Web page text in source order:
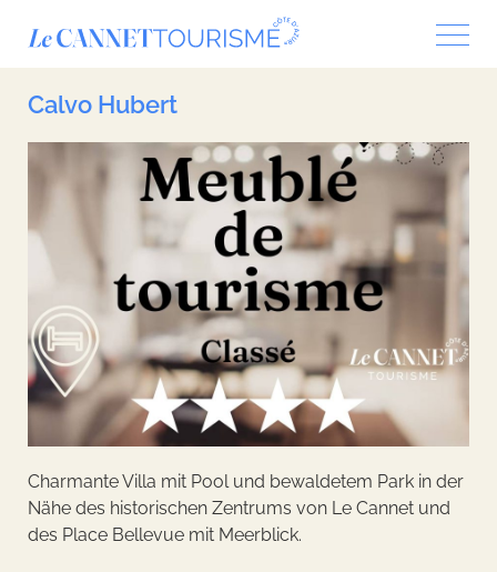
Calvo Hubert
Charmante Villa mit Pool und bewaldetem Park in der
Nähe des historischen Zentrums von Le Cannet und
des Place Bellevue mit Meerblick.